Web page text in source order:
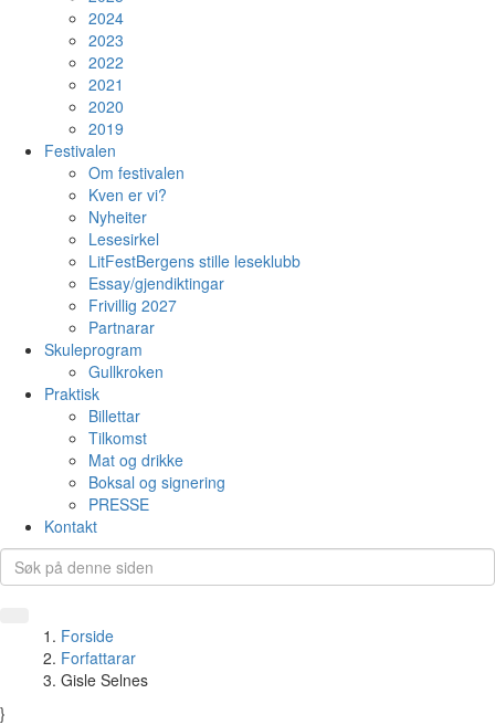
2024
2023
2022
2021
2020
2019
Festivalen
Om festivalen
Kven er vi?
Nyheiter
Lesesirkel
LitFestBergens stille leseklubb
Essay/gjendiktingar
Frivillig 2027
Partnarar
Skuleprogram
Gullkroken
Praktisk
Billettar
Tilkomst
Mat og drikke
Boksal og signering
PRESSE
Kontakt
Forside
Forfattarar
Gisle Selnes
}